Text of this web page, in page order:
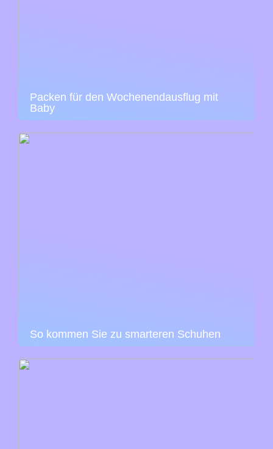
Packen für den Wochenendausflug mit
Baby
So kommen Sie zu smarteren Schuhen